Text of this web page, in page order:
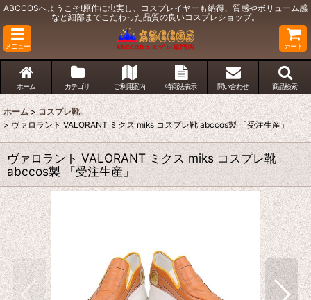
ABCCOSへようこそ!原作に忠実し、コスプレイヤーも納得、質感やボリューム感
など細部までこだわった品質の良いコスプレショップ。
メニュー カート
ホーム カテゴリ ご利用案内 特商法表示 問い合わせ 商品検索
ホーム > コスプレ靴
> ヴァロラント VALORANT ミクス miks コスプレ靴 abccos製 「受注生産」
ヴァロラント VALORANT ミクス miks コスプレ靴
abccos製 「受注生産」